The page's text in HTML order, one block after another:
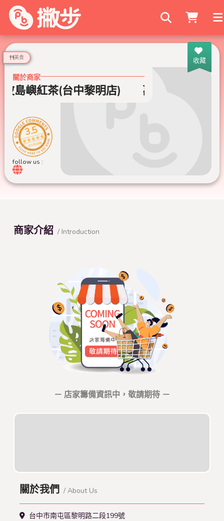
搜尋商家
收藏
美食
關於商家
島嶼紅茶(台中黎明店) 萬波島嶼紅茶(
3.5
285 則評論
follow us :
商家介紹 / Introduction
－ 店家籌備資訊中，敬請期待 －
關於我們 / About Us
台中市南屯區黎明路二段199號